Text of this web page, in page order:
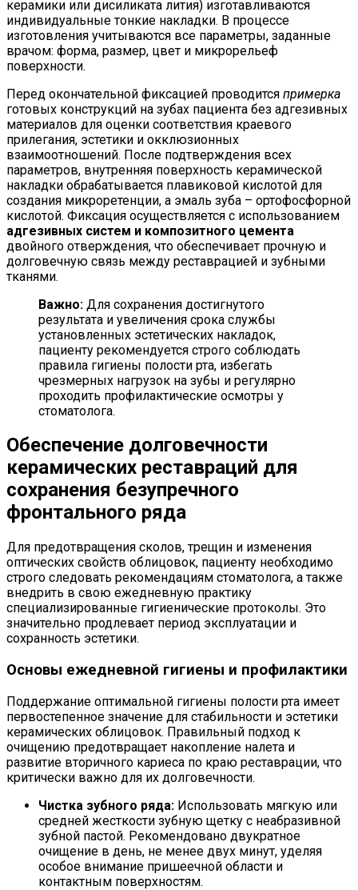
керамики или дисиликата лития) изготавливаются
индивидуальные тонкие накладки. В процессе
изготовления учитываются все параметры, заданные
врачом: форма, размер, цвет и микрорельеф
поверхности.
Перед окончательной фиксацией проводится примерка
готовых конструкций на зубах пациента без адгезивных
материалов для оценки соответствия краевого
прилегания, эстетики и окклюзионных
взаимоотношений. После подтверждения всех
параметров, внутренняя поверхность керамической
накладки обрабатывается плавиковой кислотой для
создания микроретенции, а эмаль зуба – ортофосфорной
кислотой. Фиксация осуществляется с использованием
адгезивных систем и композитного цемента
двойного отверждения, что обеспечивает прочную и
долговечную связь между реставрацией и зубными
тканями.
Важно: Для сохранения достигнутого
результата и увеличения срока службы
установленных эстетических накладок,
пациенту рекомендуется строго соблюдать
правила гигиены полости рта, избегать
чрезмерных нагрузок на зубы и регулярно
проходить профилактические осмотры у
стоматолога.
Обеспечение долговечности
керамических реставраций для
сохранения безупречного
фронтального ряда
Для предотвращения сколов, трещин и изменения
оптических свойств облицовок, пациенту необходимо
строго следовать рекомендациям стоматолога, а также
внедрить в свою ежедневную практику
специализированные гигиенические протоколы. Это
значительно продлевает период эксплуатации и
сохранность эстетики.
Основы ежедневной гигиены и профилактики
Поддержание оптимальной гигиены полости рта имеет
первостепенное значение для стабильности и эстетики
керамических облицовок. Правильный подход к
очищению предотвращает накопление налета и
развитие вторичного кариеса по краю реставрации, что
критически важно для их долговечности.
Чистка зубного ряда: Использовать мягкую или
средней жесткости зубную щетку с неабразивной
зубной пастой. Рекомендовано двукратное
очищение в день, не менее двух минут, уделяя
особое внимание пришеечной области и
контактным поверхностям.